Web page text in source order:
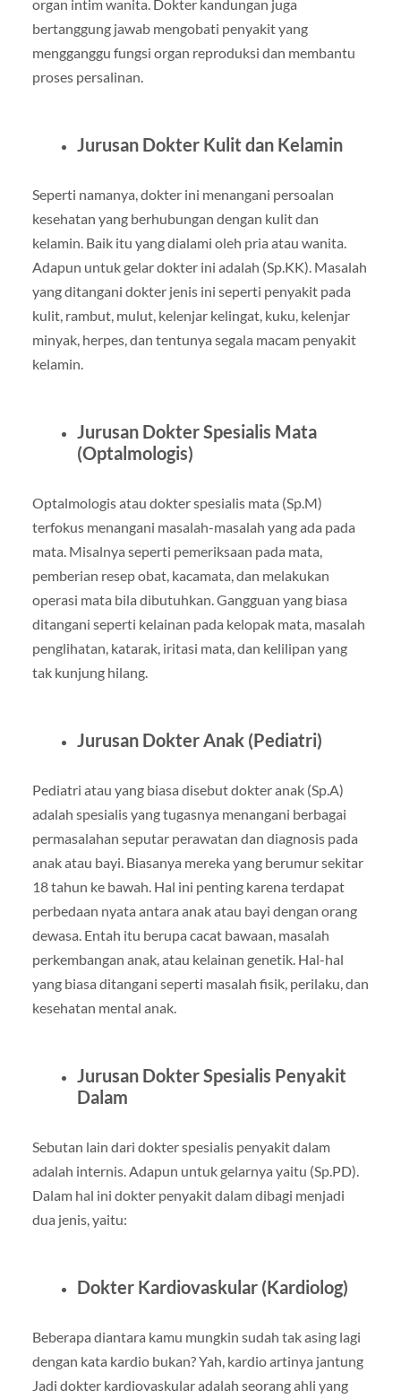
organ intim wanita. Dokter kandungan juga
bertanggung jawab mengobati penyakit yang
mengganggu fungsi organ reproduksi dan membantu
proses persalinan.
Jurusan Dokter Kulit dan Kelamin
Seperti namanya, dokter ini menangani persoalan
kesehatan yang berhubungan dengan kulit dan
kelamin. Baik itu yang dialami oleh pria atau wanita.
Adapun untuk gelar dokter ini adalah (Sp.KK). Masalah
yang ditangani dokter jenis ini seperti penyakit pada
kulit, rambut, mulut, kelenjar kelingat, kuku, kelenjar
minyak, herpes, dan tentunya segala macam penyakit
kelamin.
Jurusan Dokter Spesialis Mata
(Optalmologis)
Optalmologis atau dokter spesialis mata (Sp.M)
terfokus menangani masalah-masalah yang ada pada
mata. Misalnya seperti pemeriksaan pada mata,
pemberian resep obat, kacamata, dan melakukan
operasi mata bila dibutuhkan. Gangguan yang biasa
ditangani seperti kelainan pada kelopak mata, masalah
penglihatan, katarak, iritasi mata, dan kelilipan yang
tak kunjung hilang.
Jurusan Dokter Anak (Pediatri)
Pediatri atau yang biasa disebut dokter anak (Sp.A)
adalah spesialis yang tugasnya menangani berbagai
permasalahan seputar perawatan dan diagnosis pada
anak atau bayi. Biasanya mereka yang berumur sekitar
18 tahun ke bawah. Hal ini penting karena terdapat
perbedaan nyata antara anak atau bayi dengan orang
dewasa. Entah itu berupa cacat bawaan, masalah
perkembangan anak, atau kelainan genetik. Hal-hal
yang biasa ditangani seperti masalah fisik, perilaku, dan
kesehatan mental anak.
Jurusan Dokter Spesialis Penyakit
Dalam
Sebutan lain dari dokter spesialis penyakit dalam
adalah internis. Adapun untuk gelarnya yaitu (Sp.PD).
Dalam hal ini dokter penyakit dalam dibagi menjadi
dua jenis, yaitu:
Dokter Kardiovaskular (Kardiolog)
Beberapa diantara kamu mungkin sudah tak asing lagi
dengan kata kardio bukan? Yah, kardio artinya jantung
Jadi dokter kardiovaskular adalah seorang ahli yang